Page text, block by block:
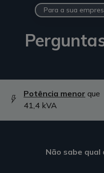
Para a sua
Potência menor que
41,4 kVA
Não sabe qual